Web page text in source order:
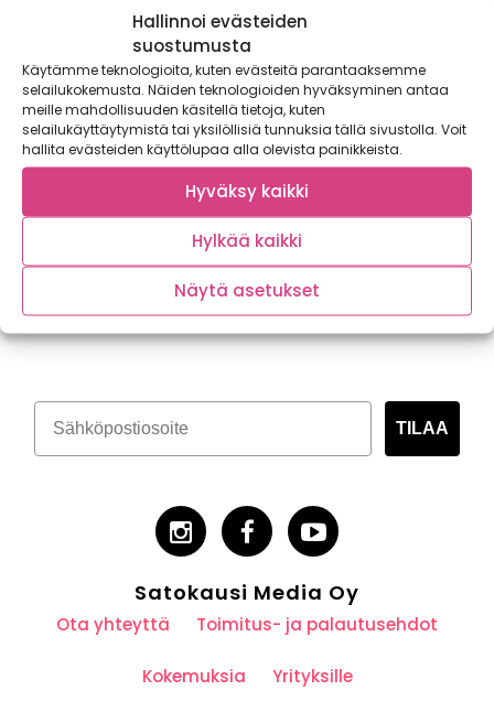
Hallinnoi evästeiden
suostumusta
Käytämme teknologioita, kuten evästeitä parantaaksemme
selailukokemusta. Näiden teknologioiden hyväksyminen antaa
meille mahdollisuuden käsitellä tietoja, kuten
selailukäyttäytymistä tai yksilöllisiä tunnuksia tällä sivustolla. Voit
hallita evästeiden käyttölupaa alla olevista painikkeista.
Hyväksy kaikki
Hylkää kaikki
Näytä asetukset
Ravintolakokemusta Orassa kuvaillaan poikkeuksetta
sanoilla paras ja poikkeuksellinen. Loputon kokeilunhalu
suomalaisten raaka-aineiden kanssa on...
Tilaa kasvispitoinen uutiskirje
TILAA
Satokausi Media Oy
Ota yhteyttä Toimitus- ja palautusehdot
Kokemuksia Yrityksille